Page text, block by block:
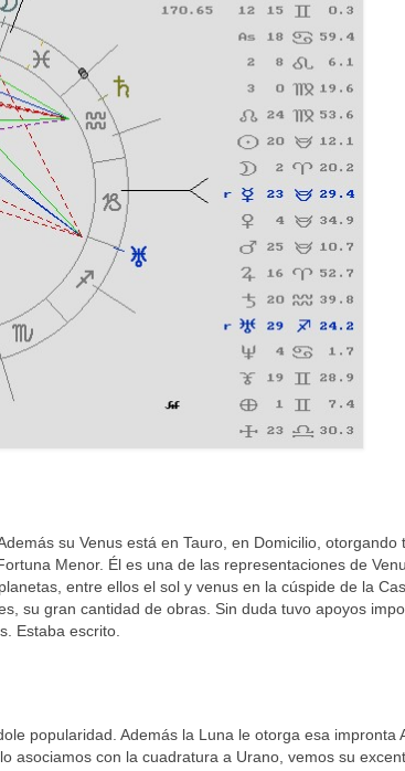
su Venus está en Tauro, en Domicilio, otorgando
Menor. Él es una de las representaciones de
entre ellos el sol y venus en la cúspide de la
su gran cantidad de obras. Sin duda tuvo apoyos
Estaba escrito.
popularidad. Además la Luna le otorga esa impronta
asociamos con la cuadratura a Urano, vemos su